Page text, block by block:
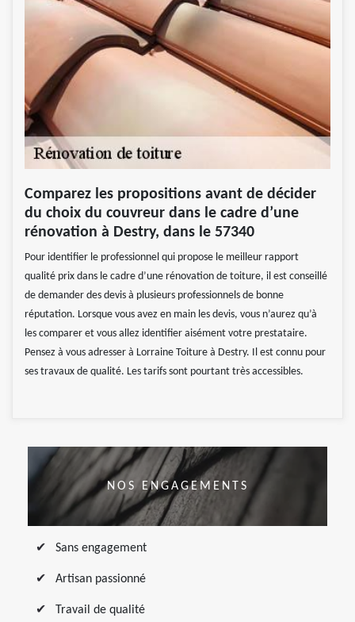
Comparez les propositions avant de décider
du choix du couvreur dans le cadre d’une
rénovation à Destry, dans le 57340
Pour identifier le professionnel qui propose le meilleur rapport
qualité prix dans le cadre d’une rénovation de toiture, il est conseillé
de demander des devis à plusieurs professionnels de bonne
réputation. Lorsque vous avez en main les devis, vous n’aurez qu’à
les comparer et vous allez identifier aisément votre prestataire.
Pensez à vous adresser à Lorraine Toiture à Destry. Il est connu pour
ses travaux de qualité. Les tarifs sont pourtant très accessibles.
NOS ENGAGEMENTS
Sans engagement
Artisan passionné
Travail de qualité